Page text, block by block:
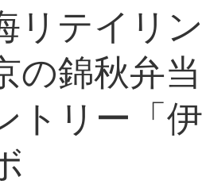
リテイリ
錦秋弁
リー「